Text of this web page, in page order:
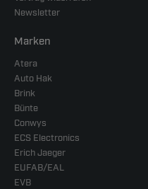
Newsletter
Marken
Atera
Auto Hak
Brink
Bünte
Conwys
ECS Electronics
Erich Jaeger
EUFAB/EAL
EVB